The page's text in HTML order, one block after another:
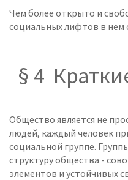
Чем более открыто и
социальных лифтов в нем
§ 4
Общество является не
людей, каждый человек
социальной группе.
структуру общества -
элементов и устойчивых